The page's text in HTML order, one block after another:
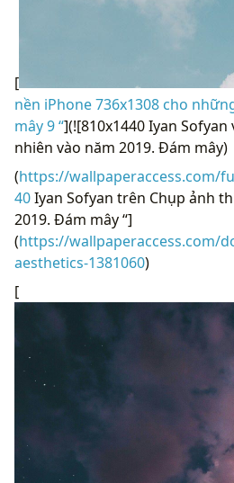
[
nền iPhone 736x1308 cho
mây 9 “](![810x1440 Iyan
nhiên vào năm 2019. Đám mây)
(https://wallpaperaccess.com/
40Iyan Sofyan trên Chụp ảnh
2019. Đám mây “]
(https://wallpaperaccess.com/
aesthetics-1381060)
[